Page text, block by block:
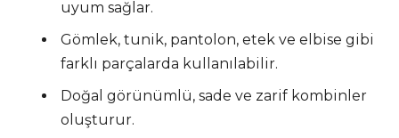
uyum sağlar.
Gömlek, tunik, pantolon, etek ve elbise gibi
farklı parçalarda kullanılabilir.
Doğal görünümlü, sade ve zarif kombinler
oluşturur.